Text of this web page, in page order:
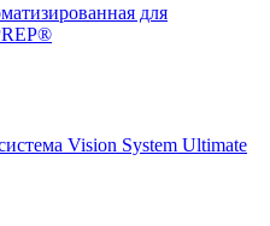
для
Vision System Ultimate